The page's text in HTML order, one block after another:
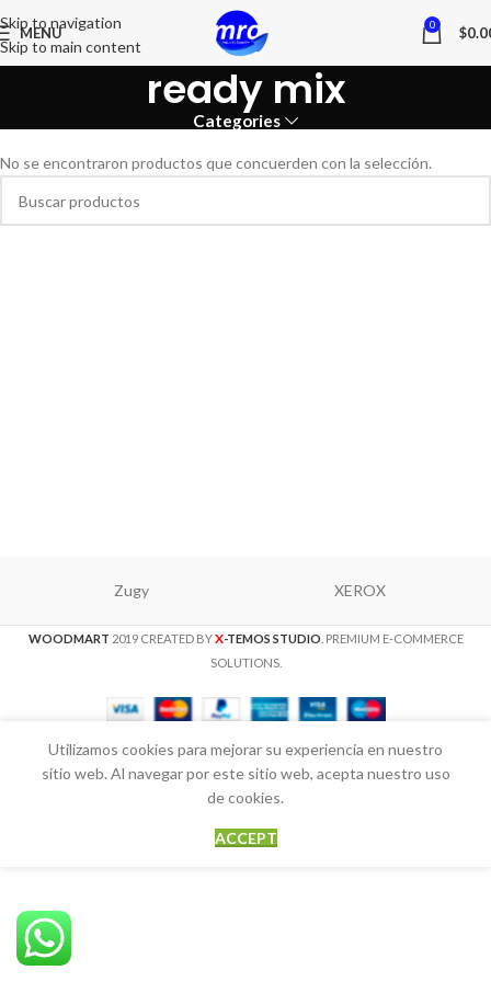
Skip to navigation
Skip to main content
MENU 0 $
ready mix
Categories
No se encontraron productos que concuerden con la selección.
Zugy XEROX
WOODMART 2019 CREATED BYX-TEMOS STUDIO . PREMIUM E-COMMERCE
SOLUTIONS.
Utilizamos cookies para mejorar su experiencia en nuestro
sitio web. Al navegar por este sitio web, acepta nuestro uso
de cookies.
ACCEPT